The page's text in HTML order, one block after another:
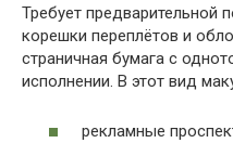
Требует предварительной
корешки переплётов и
страничная бумага с
исполнении. В этот вид
рекламные